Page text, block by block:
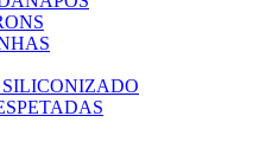
SILICONIZADO